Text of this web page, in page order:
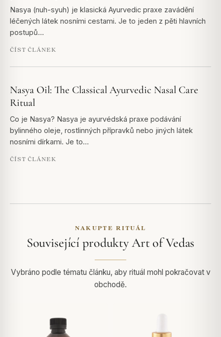
Nasya (nuh-syuh) je klasická Ayurvedic praxe zavádění
léčených látek nosními cestami. Je to jeden z pěti hlavních
postupů…
ČÍST ČLÁNEK
Nasya Oil: The Classical Ayurvedic Nasal Care
Ritual
Co je Nasya? Nasya je ayurvédská praxe podávání
bylinného oleje, rostlinných přípravků nebo jiných látek
nosními dírkami. Je to…
ČÍST ČLÁNEK
NAKUPTE RITUÁL
Související produkty Art of Vedas
Vybráno podle tématu článku, aby rituál mohl pokračovat v
obchodě.